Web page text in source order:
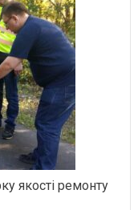
якості ремонту